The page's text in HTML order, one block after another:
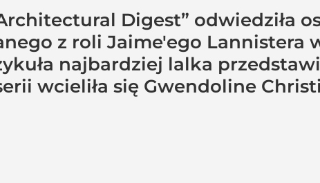
Digest” odwiedziła
z roli Jaime'ego Lannistera
najbardziej lalka
wcieliła się Gwendoline